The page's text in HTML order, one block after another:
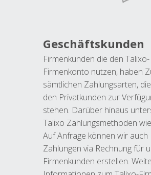
Geschäftskunden
Firmenkunden die den Talixo-
Firmenkonto nutzen, haben
sämtlichen Zahlungsarten,
den Privatkunden zur
stehen. Darüber hinaus
Talixo Zahlungsmethoden
Auf Anfrage können wir auch
Zahlungen via Rechnung für
Firmenkunden erstellen.